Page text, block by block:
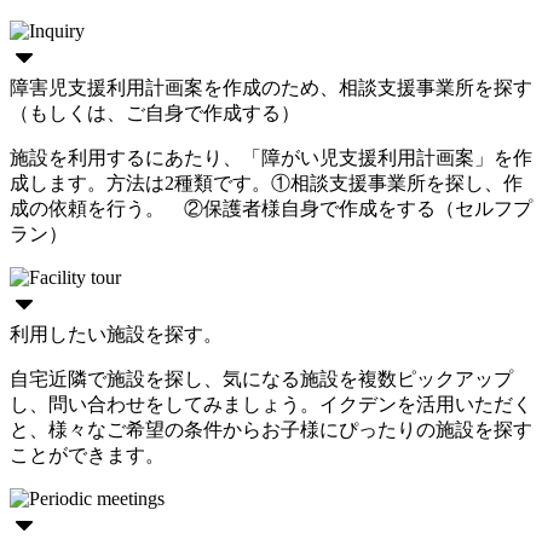
障害児支援利用計画案を作成のため、相談支援事業所を探す
（もしくは、ご自身で作成する）
施設を利用するにあたり、「障がい児支援利用計画案」を作
成します。方法は2種類です。①相談支援事業所を探し、作
成の依頼を行う。 ②保護者様自身で作成をする（セルフプ
ラン）
利用したい施設を探す。
自宅近隣で施設を探し、気になる施設を複数ピックアップ
し、問い合わせをしてみましょう。イクデンを活用いただく
と、様々なご希望の条件からお子様にぴったりの施設を探す
ことができます。